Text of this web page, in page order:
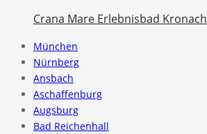
Crana Mare Erlebnisbad Kronach
München
Nürnberg
Ansbach
Aschaffenburg
Augsburg
Bad Reichenhall